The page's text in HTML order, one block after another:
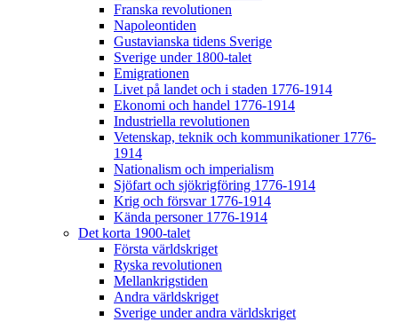
Franska revolutionen
Napoleontiden
Gustavianska tidens Sverige
Sverige under 1800-talet
Emigrationen
Livet på landet och i staden 1776-1914
Ekonomi och handel 1776-1914
Industriella revolutionen
Vetenskap, teknik och kommunikationer 1776-
1914
Nationalism och imperialism
Sjöfart och sjökrigföring 1776-1914
Krig och försvar 1776-1914
Kända personer 1776-1914
Det korta 1900-talet
Första världskriget
Ryska revolutionen
Mellankrigstiden
Andra världskriget
Sverige under andra världskriget